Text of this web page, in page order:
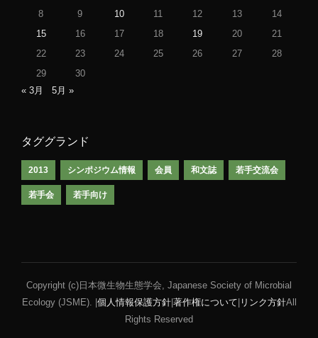
8
9 10 11 12 13
14
15
16 17 18 19 20
21
22
23 24 25 26 27
28
29
30
« 3月
5月 »
タググランド
2013 シンポジウム情報 会員 和文誌 若手交流会
若手会 若手向け
Copyright (c)日本微生物生態学会, Japanese Society of Microbial
Ecology (JSME). | 個人情報保護方針| 著作権について リンク方針All
Rights Reserved